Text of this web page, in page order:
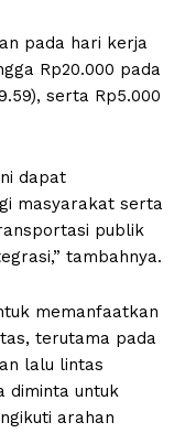
pada hari kerja
Rp20.000 pada
serta Rp5.000
dapat
masyarakat serta
publik
tambahnya.
memanfaatkan
terutama pada
lalu lintas
diminta untuk
arahan